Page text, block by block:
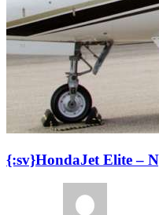
{:sv}HondaJet Elite –